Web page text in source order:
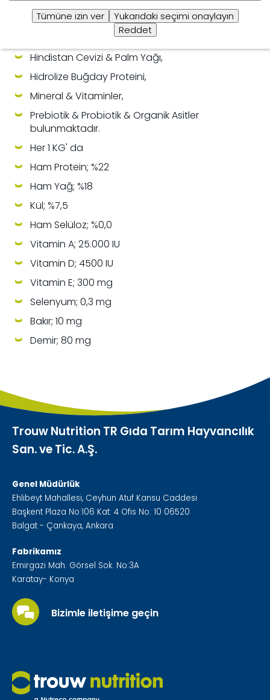
Tümüne izin ver
Yukarıdaki seçimi onaylayın
Reddet
%20 Yağsız Süt Tozu,
Peynir Altı Suyu Tozu,
Hindistan Cevizi & Palm Yağı,
Hidrolize Buğday Proteini,
Mineral & Vitaminler,
Prebiotik & Probiotik & Organik Asitler
bulunmaktadır.
Her 1 KG' da
Ham Protein; %22
Ham Yağ; %18
Kül; %7,5
Ham Selüloz; %0,0
Vitamin A; 25.000 IU
Vitamin D; 4500 IU
Vitamin E; 300 mg
Selenyum; 0,3 mg
Bakır; 10 mg
Demir; 80 mg
Trouw Nutrition TR Gıda Tarım Hayvancılık
San. ve Tic. A.Ş.
Genel Müdürlük
Ehlibeyt Mahallesi, Ceyhun Atuf Kansu Caddesi
Başkent Plaza No:106 Kat: 4 Ofis No: 10 06520
Balgat - Çankaya, Ankara
Fabrikamız
Emirgazi Mah. Görsel Sok. No:3A
Karatay- Konya
Bizimle iletişime geçin